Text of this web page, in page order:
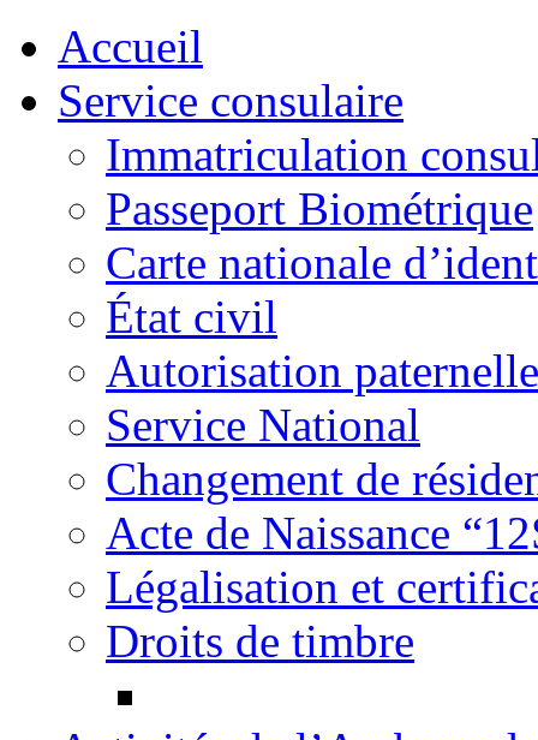
Accueil
Service consulaire
Immatriculation
Passeport Biométrique
Carte nationale
État civil
Autorisation paternelle
Service National
Changement de
Acte de Naissance
Légalisation et
Droits de timbre